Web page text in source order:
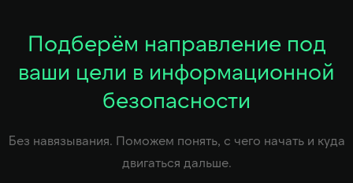
Подберём направление под
ваши цели в информационной
безопасности
Без навязывания. Поможем понять, с чего начать и куда
двигаться дальше.